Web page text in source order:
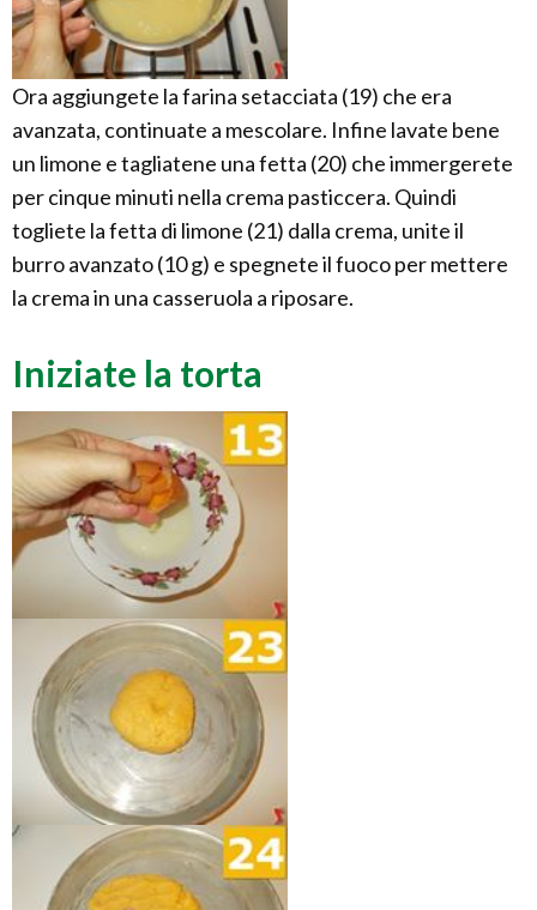
Ora aggiungete la farina setacciata (19) che era
avanzata, continuate a mescolare. Infine lavate bene
un limone e tagliatene una fetta (20) che immergerete
per cinque minuti nella crema pasticcera. Quindi
togliete la fetta di limone (21) dalla crema, unite il
burro avanzato (10 g) e spegnete il fuoco per mettere
la crema in una casseruola a riposare.
Iniziate la torta